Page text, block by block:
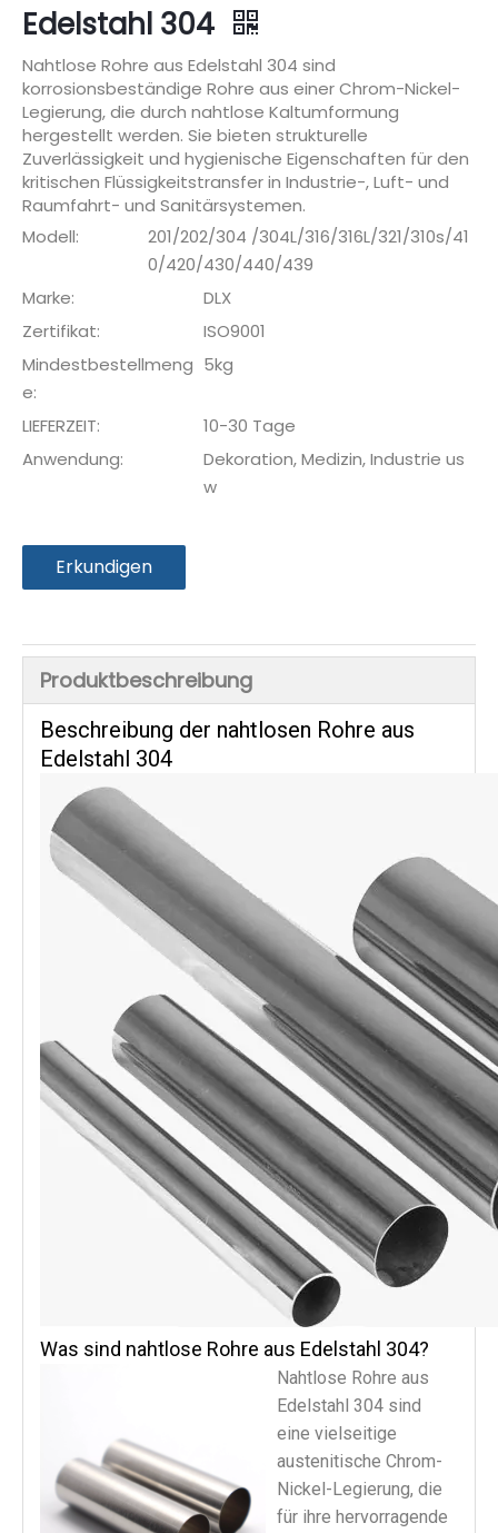
Edelstahl 304
Nahtlose Rohre aus Edelstahl 304 sind
korrosionsbeständige Rohre aus einer Chrom-Nickel-
Legierung, die durch nahtlose Kaltumformung
hergestellt werden. Sie bieten strukturelle
Zuverlässigkeit und hygienische Eigenschaften für den
kritischen Flüssigkeitstransfer in Industrie-, Luft- und
Raumfahrt- und Sanitärsystemen.
Modell:
201/202/304 /304L/316/316L/321/310s/41
0/420/430/440/439
Marke:
DLX
Zertifikat:
ISO9001
Mindestbestellmeng
e:
5kg
LIEFERZEIT:
10-30 Tage
Anwendung:
Dekoration, Medizin, Industrie us
w
Erkundigen
Produktbeschreibung
Beschreibung der nahtlosen Rohre aus
Edelstahl 304
Was sind nahtlose Rohre aus Edelstahl 304?
Nahtlose Rohre aus
Edelstahl 304 sind
eine vielseitige
austenitische Chrom-
Nickel-Legierung, die
für ihre hervorragende